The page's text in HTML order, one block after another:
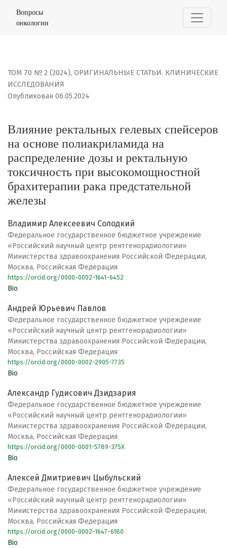
Влияние ректальных гелевых спейсеров на основе
Вопросы
онкологии
ТОМ 70 № 2 (2024), ОРИГИНАЛЬНЫЕ СТАТЬИ. КЛИНИЧЕСКИЕ
ИССЛЕДОВАНИЯ
Влияние ректальных гелевых спейсеров
на основе полиакриламида на
распределение дозы и ректальную
токсичность при высокомощностной
брахитерапии рака предстательной
железы
Опубликован 06.05.2024
Владимир Алексеевич Солодкий
Федеральное государственное бюджетное учреждение
«Российский научный центр рентгенорадиологии»
Министерства здравоохранения Российской Федерации,
Москва, Российская Федерация
https://orcid.org/0000-0002-1641-6452
Bio
Андрей Юрьевич Павлов
Федеральное государственное бюджетное учреждение
«Российский научный центр рентгенорадиологии»
Министерства здравоохранения Российской Федерации,
Москва, Российская Федерация
https://orcid.org/0000-0002-2905-7735
Bio
Александр Гудисович Дзидзария
Федеральное государственное бюджетное учреждение
«Российский научный центр рентгенорадиологии»
Министерства здравоохранения Российской Федерации,
Москва, Российская Федерация
https://orcid.org/0000-0001-5789-375X
Bio
Алексей Дмитриевич Цыбульский
Федеральное государственное бюджетное учреждение
«Российский научный центр рентгенорадиологии»
Министерства здравоохранения Российской Федерации,
Москва, Российская Федерация
https://orcid.org/0000-0002-1647-6180
Bio